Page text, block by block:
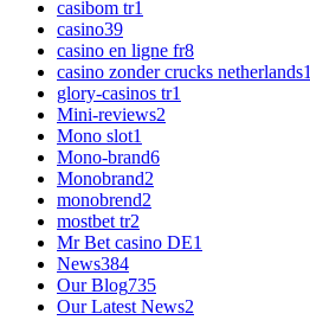
casibom tr1
casino39
casino en ligne fr8
casino zonder crucks netherlands1
glory-casinos tr1
Mini-reviews2
Mono slot1
Mono-brand6
Monobrand2
monobrend2
mostbet tr2
Mr Bet casino DE1
News384
Our Blog735
Our Latest News2